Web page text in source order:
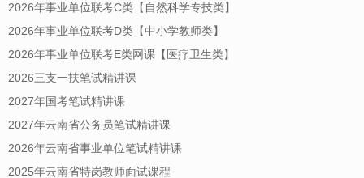
2026年事业单位联考C类【自然科学专技类】
2026年事业单位联考D类【中小学教师类】
2026年事业单位联考E类网课【医疗卫生类】
2026三支一扶笔试精讲课
2027年国考笔试精讲课
2027年云南省公务员笔试精讲课
2026年云南省事业单位笔试精讲课
2025年云南省特岗教师面试课程